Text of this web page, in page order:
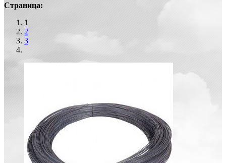
Страница:
1
2
3